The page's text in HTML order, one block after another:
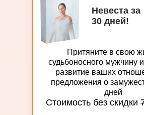
Невеста за
30 дней!
Притяните в свою
судьбоносного мужчину и
развитие ваших
предложения о
дней
Стоимость без скидки